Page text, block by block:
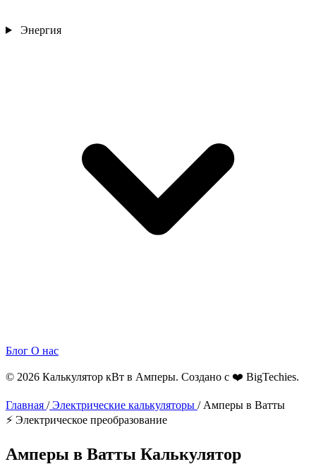
Энергия
Блог О нас
© 2026 Калькулятор кВт в Амперы. Создано с ❤️ BigTechies.
Главная /Электрические калькуляторы /Амперы в Ватты
⚡ Электрическое преобразование
Амперы в Ватты Калькулятор